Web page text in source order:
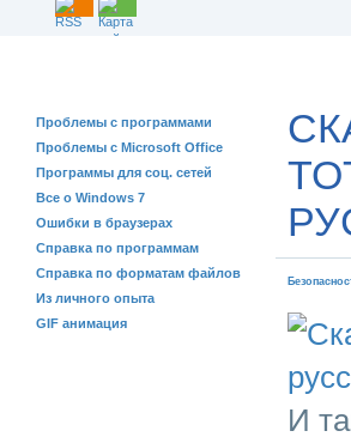
Проблемы с программами
Проблемы с Microsoft Office
Программы для соц. сетей
Все о Windows 7
Ошибки в браузерах
Справка по программам
Справка по форматам файлов
Из личного опыта
GIF анимация
И